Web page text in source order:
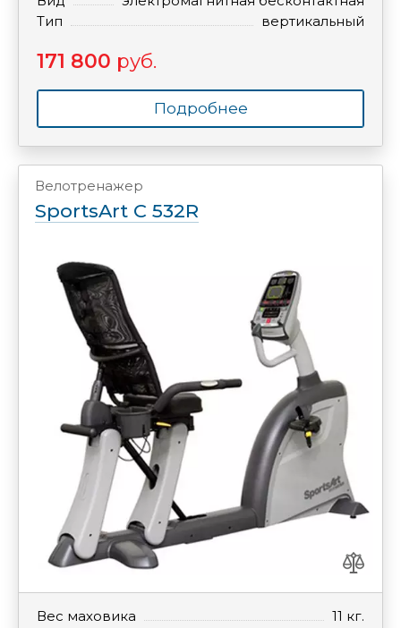
Тип
вертикальный
171 800 руб.
Подробнее
Велотренажер
SportsArt C 532R
Вес маховика
11 кг.